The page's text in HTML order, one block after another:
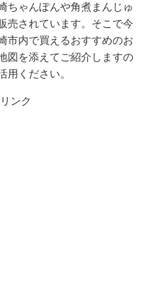
ちゃんぽんや角煮まんじゅ
売されています。そこで今
市内で買えるおすすめのお
図を添えてご紹介しますの
用ください。
ンク